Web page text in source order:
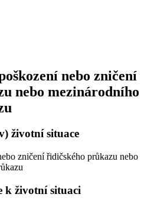
nebo zničení
nebo mezinárodního
životní situace
zničení řidičského průkazu nebo
k životní situaci